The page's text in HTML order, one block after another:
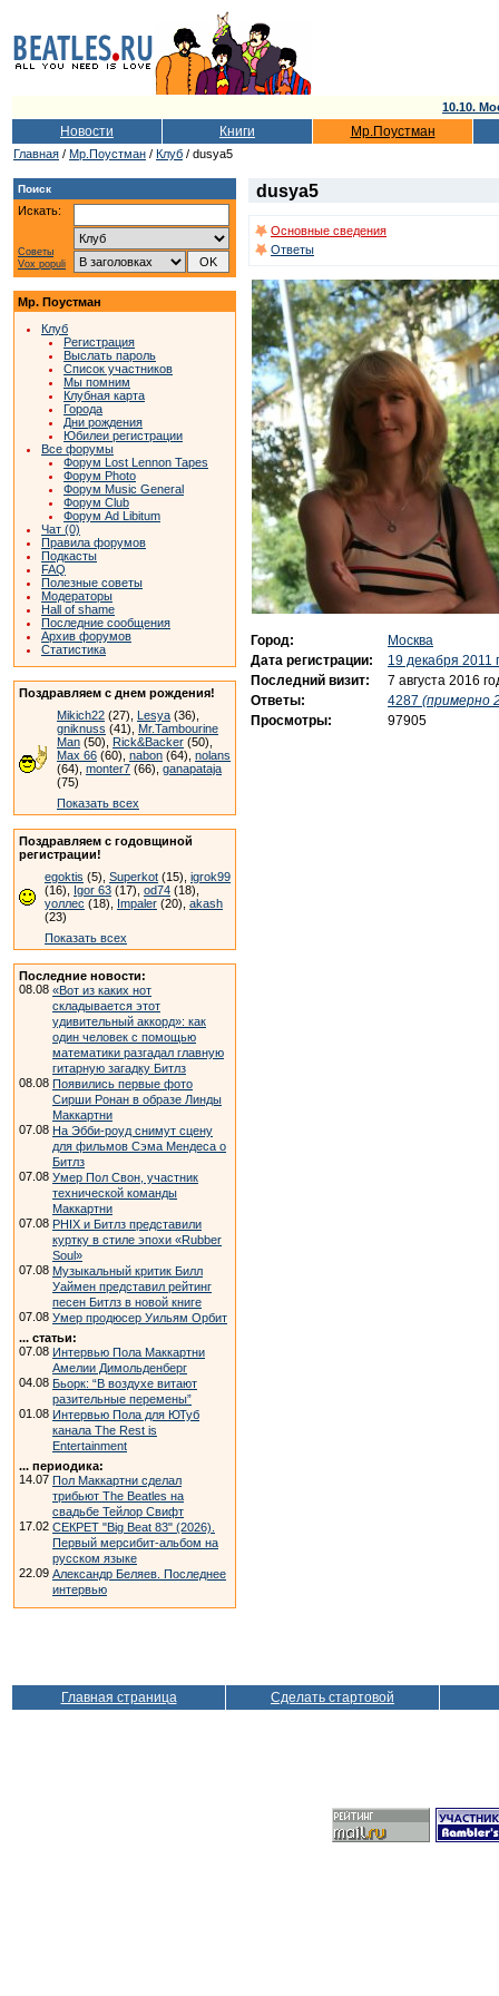
10.10.
Новости Книги Мр.Поустман
Главная / Мр.Поустман / Клуб / dusya5
Поиск
Искать:
Советы
Vox populi
Мр. Поустман
Клуб
Регистрация
Выслать пароль
Список участников
Мы помним
Клубная карта
Города
Дни рождения
Юбилеи регистрации
Все форумы
Форум Lost Lennon Tapes
Форум Photo
Форум Music General
Форум Club
Форум Ad Libitum
Чат (0)
Правила форумов
Подкасты
FAQ
Полезные советы
Модераторы
Hall of shame
Последние сообщения
Архив форумов
Статистика
Поздравляем с днем рождения!
Mikich22 (27), Lesya (36),
gniknuss (41), Mr.Tambourine
Man (50), Rick&Backer (50),
Max 66 (60), nabon (64), nolans
(64), monter7 (66), ganapataja
(75)
Показать всех
Поздравляем с годовщиной
регистрации!
egoktis (5), Superkot (15), igrok99
(16), Igor 63 (17), od74 (18),
уоллес (18), Impaler (20), akash
(23)
Показать всех
Последние новости:
08.08 «Вот из каких нот
складывается этот
удивительный аккорд»: как
один человек с помощью
математики разгадал главную
гитарную загадку Битлз
08.08 Появились первые фото
Сирши Ронан в образе Линды
Маккартни
07.08 На Эбби-роуд снимут сцену
для фильмов Сэма Мендеса о
Битлз
07.08 Умер Пол Свон, участник
технической команды
Маккартни
07.08 PHIX и Битлз представили
куртку в стиле эпохи «Rubber
Soul»
07.08 Музыкальный критик Билл
Уаймен представил рейтинг
песен Битлз в новой книге
07.08 Умер продюсер Уильям Орбит
... статьи:
07.08 Интервью Пола Маккартни
Амелии Димольденберг
04.08 Бьорк: “В воздухе витают
разительные перемены”
01.08 Интервью Пола для ЮТуб
канала The Rest is
Entertainment
... периодика:
14.07 Пол Маккартни сделал
трибьют The Beatles на
свадьбе Тейлор Свифт
17.02 СЕКРЕТ "Big Beat 83" (2026).
Первый мерсибит-альбом на
русском языке
22.09 Александр Беляев. Последнее
интервью
dusya5
Основные сведения
Ответы
Город:
Москва
Дата регистрации:
19 декабря 2011
Последний визит:
7 августа 2016
Ответы:
4287 (примерно
Просмотры:
97905
Главная страница Сделать стартовой